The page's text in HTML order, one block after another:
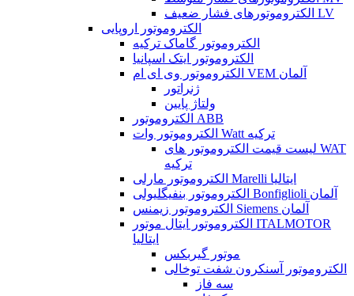
الکتروموتورهای فشار ضعیف LV
الکتروموتور اروپایی
الکتروموتور گاماک ترکیه
الکتروموتور ایتک اسپانیا
الکتروموتور وی ای ام VEM آلمان
ژنراتور
ولتاژ پایین
الکتروموتور ABB
الکتروموتور وات Watt ترکیه
لیست قیمت الکتروموتور های WAT
ترکیه
الکتروموتور مارلی Marelli ایتالیا
الکتروموتور بنفیگلیولی Bonfiglioli آلمان
الکتروموتور زیمنس Siemens آلمان
الکتروموتور ایتال موتور ITALMOTOR
ایتالیا
موتور گیربکس
الکتروموتور آسنکرون شفت توخالی
سه فاز